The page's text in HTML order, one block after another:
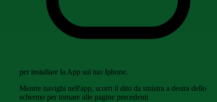
per installare la App sul tuo Iphone.
Mentre navighi nell'app, scorri il dito da sinistra a destra dello
schermo per tornare alle pagine precedenti